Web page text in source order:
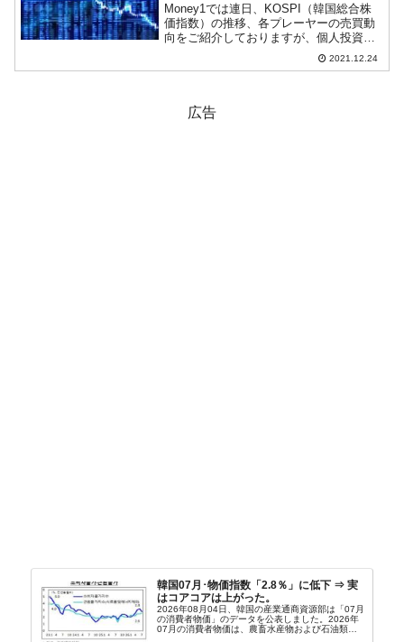
Money1では連日、KOSPI（韓国総合株
価指数）の推移、各プレーヤーの売買動
向をご紹介しておりますが、個人投資家
の動きに異変アリです。韓国の個人投資
家が株式市場から資金を抜いています。
2021.12.24
広告
韓国07月･物価指数「2.8％」に低下 ⇒ 実
はコアコアは上がった。
2026年08月04日、韓国の産業通商資源部は「07月
の消費者物価」のデータを公表しました。2026年
07月の消費者物価は、農畜水産物および石油類の